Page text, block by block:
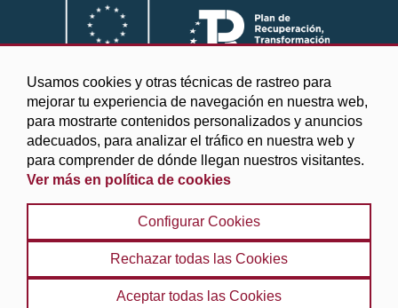
Usamos cookies y otras técnicas de rastreo para
mejorar tu experiencia de navegación en nuestra web,
para mostrarte contenidos personalizados y anuncios
adecuados, para analizar el tráfico en nuestra web y
para comprender de dónde llegan nuestros visitantes.
Ver más en política de cookies
Configurar Cookies
Rechazar todas las Cookies
Aceptar todas las Cookies
©2025 Diputación de Granada
Aviso legal y Política de privacidad | Política de cookies
Protección de datos | Accesibilidad | Búsqueda |
Mapa web